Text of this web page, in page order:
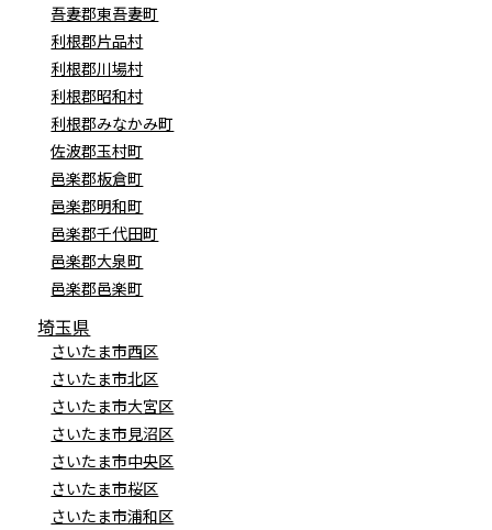
吾妻郡東吾妻町
利根郡片品村
利根郡川場村
利根郡昭和村
利根郡みなかみ町
佐波郡玉村町
邑楽郡板倉町
邑楽郡明和町
邑楽郡千代田町
邑楽郡大泉町
邑楽郡邑楽町
埼玉県
さいたま市西区
さいたま市北区
さいたま市大宮区
さいたま市見沼区
さいたま市中央区
さいたま市桜区
さいたま市浦和区